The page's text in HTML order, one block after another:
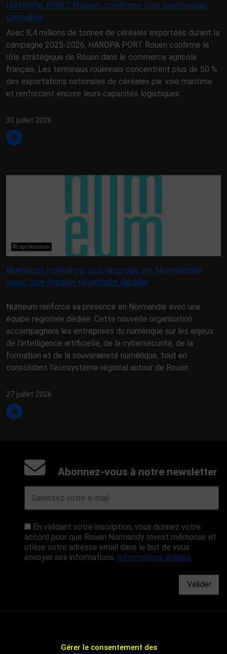
Gérer le consentement des
HAROPA PORT Rouen confirme son leadership
céréalier
Avec 8,4 millions de tonnes de céréales exportées durant la
campagne 2025-2026, HAROPA PORT Rouen confirme le
rôle stratégique de Rouen dans le commerce agricole
français. Les terminaux rouennais concentrent plus de 50 %
des exportations nationales de céréales par voie maritime
et renforcent encore leurs capacités logistiques.
30 juillet 2026
©Logo Numeum
Numeum renforce son ancrage en Normandie
avec une équipe régionale dédiée
Numeum renforce sa présence en Normandie avec une
équipe régionale dédiée. Cette nouvelle organisation
accompagnera les entreprises du numérique sur les enjeux
de l’intelligence artificielle, de la cybersécurité, de la
formation et de la souveraineté numérique, tout en
consolidant l’écosystème régional autour de Rouen.
27 juillet 2026
Abonnez-vous à notre newsletter
En validant votre inscription, vous donnez votre
accord pour que Rouen Normandy Invest mémorise et
utilise votre adresse email dans le but de vous
envoyer ses informations. Informations légales
Valider